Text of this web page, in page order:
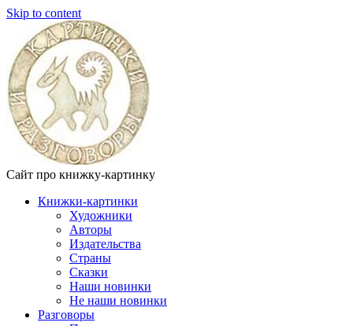
Skip to content
Сайт про книжку-картинку
Книжки-картинки
Художники
Авторы
Издательства
Страны
Сказки
Наши новинки
Не наши новинки
Разговоры